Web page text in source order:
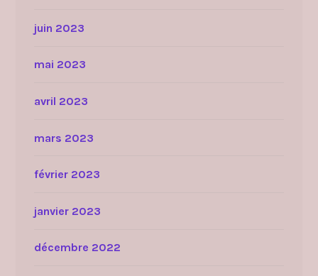
juin 2023
mai 2023
avril 2023
mars 2023
février 2023
janvier 2023
décembre 2022